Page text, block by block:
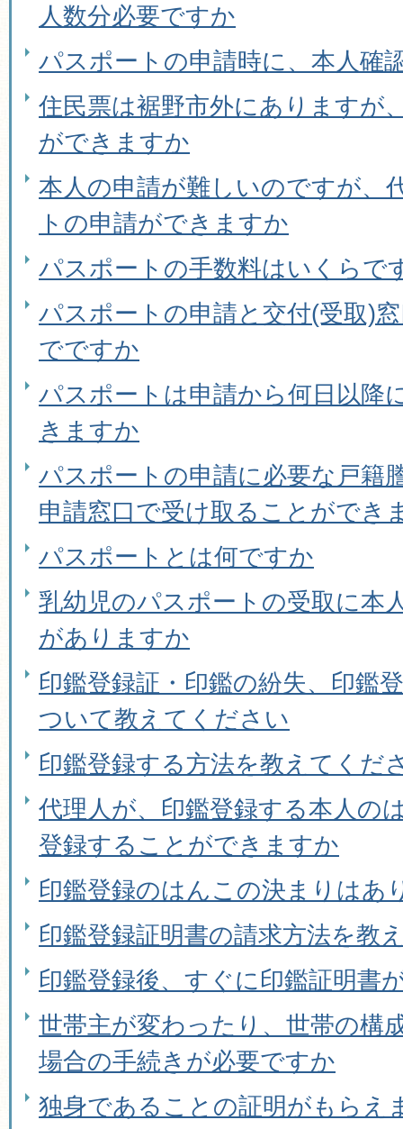
人数分必要ですか
パスポートの申請時に、本人確
住民票は裾野市外にありますが
ができますか
本人の申請が難しいのですが、
トの申請ができますか
パスポートの手数料はいくらで
パスポートの申請と交付(受取)
でですか
パスポートは申請から何日以降
きますか
パスポートの申請に必要な戸籍
申請窓口で受け取ることができ
パスポートとは何ですか
乳幼児のパスポートの受取に本
がありますか
印鑑登録証・印鑑の紛失、印鑑
ついて教えてください
印鑑登録する方法を教えてくだ
代理人が、印鑑登録する本人の
登録することができますか
印鑑登録のはんこの決まりはあ
印鑑登録証明書の請求方法を教
印鑑登録後、すぐに印鑑証明書
世帯主が変わったり、世帯の構
場合の手続きが必要ですか
独身であることの証明がもらえ